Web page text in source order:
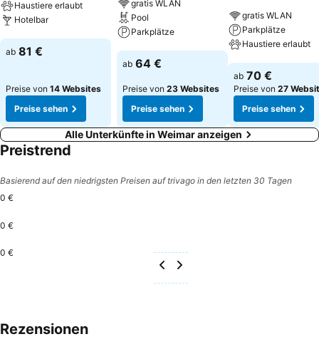
Haustiere erlaubt
Hotelbar
Preise sehen
ab 81 €
Preise von 14 Websites
Preise sehen
gratis WLAN
Pool
Parkplätze
Preise sehen
ab 64 €
Preise von 23 Websites
Preise sehen
gratis WLAN
Parkplätze
Haustiere erlaubt
Preise sehen
ab 70 €
Preise von 27
Preise sehen
Alle Unterkünfte in Weimar anzeigen
Preistrend
Basierend auf den niedrigsten Preisen auf trivago in den letzten 30 Tagen
0 €
0 €
0 €
Rezensionen